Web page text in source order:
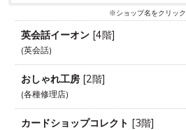
※ショップ名をクリック
英会話イーオン [4階]
英会話
おしゃれ工房 [2階]
各種修理店
カードショップコレクト [3階]